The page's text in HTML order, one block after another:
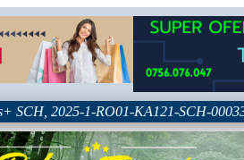
2025-1-RO01-KA121-SCH-000333361